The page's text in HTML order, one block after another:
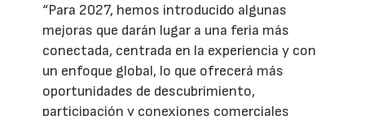
“Para 2027, hemos introducido algunas
mejoras que darán lugar a una feria más
conectada, centrada en la experiencia y con
un enfoque global, lo que ofrecerá más
oportunidades de descubrimiento,
participación y conexiones comerciales